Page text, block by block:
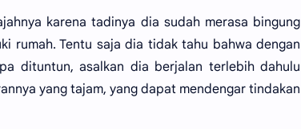
karena tadinya dia sudah merasa bingung
rumah. Tentu saja dia tidak tahu bahwa dengan
dituntun, asalkan dia berjalan terlebih dahulu
yang tajam, yang dapat mendengar tindakan